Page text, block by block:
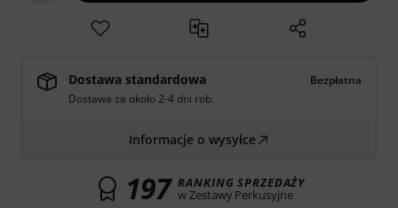
Dostawa standardowa
Bezpłatna
Dostawa za około 2-4 dni rob.
Informacje o wysyłce
197 RANKING SPRZEDAŻY
w Zestawy Perkusyjne